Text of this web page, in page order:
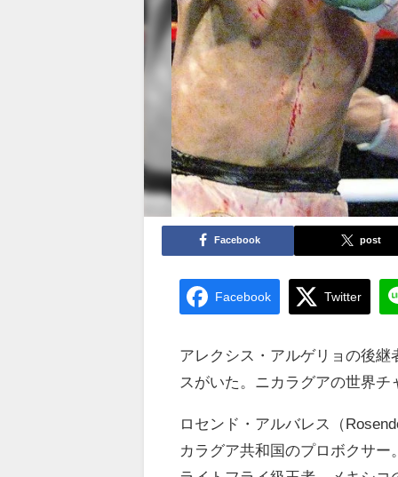
Facebook post
Facebook Twitter
アレクシス・アルゲリョの後
スがいた。ニカラグアの世界
ロセンド・アルバレス（
カラグア共和国のプロボクサ